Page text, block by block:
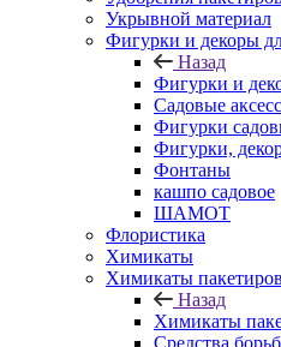
Укрывной материал
Фигурки и декоры
Назад
Фигурки и
Садовые
Фигурки
Фигурки,
Фонтаны
кашпо садовое
ШАМОТ
Флористика
Химикаты
Химикаты
Назад
Химикаты
Средства